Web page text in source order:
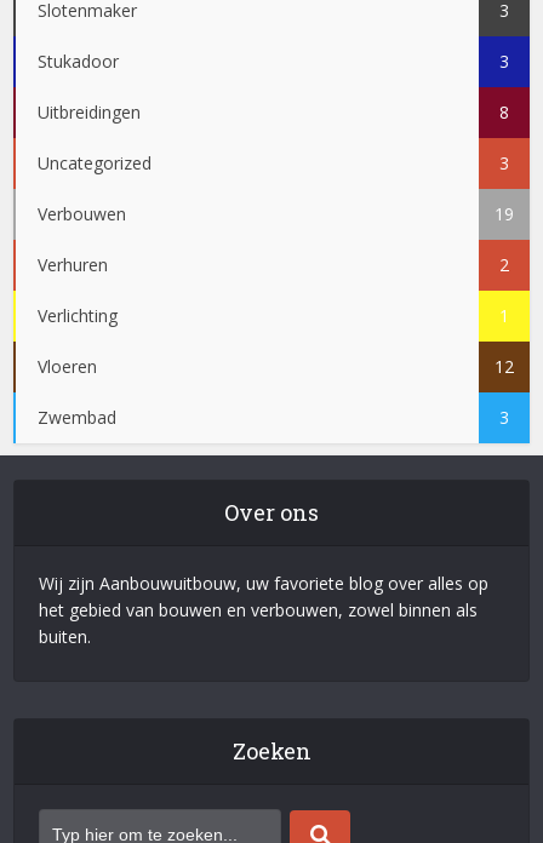
Slotenmaker 3
Stukadoor 3
Uitbreidingen 8
Uncategorized 3
Verbouwen 19
Verhuren 2
Verlichting 1
Vloeren 12
Zwembad 3
Over ons
Wij zijn Aanbouwuitbouw, uw favoriete blog over alles op
het gebied van bouwen en verbouwen, zowel binnen als
buiten.
Zoeken